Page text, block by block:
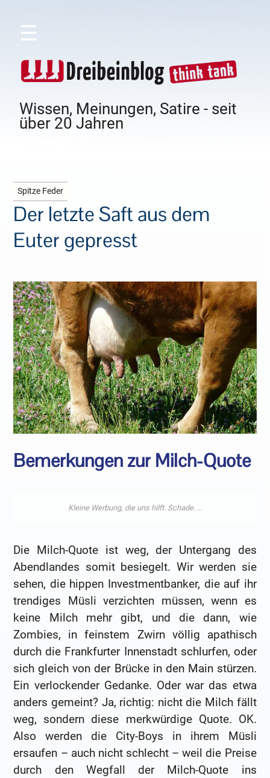
☰
Wissen, Meinungen, Satire - seit
über 20 Jahren
Spitze Feder
Der letzte Saft aus dem
Euter gepresst
Bemerkungen zur Milch-Quote
Die Milch-Quote ist weg, der Untergang des
Abendlandes somit besiegelt. Wir werden sie
sehen, die hippen Investmentbanker, die auf ihr
trendiges Müsli verzichten müssen, wenn es
keine Milch mehr gibt, und die dann, wie
Zombies, in feinstem Zwirn völlig apathisch
durch die Frankfurter Innenstadt schlurfen, oder
sich gleich von der Brücke in den Main stürzen.
Ein verlockender Gedanke. Oder war das etwa
anders gemeint? Ja, richtig: nicht die Milch fällt
weg, sondern diese merkwürdige Quote. OK.
Also werden die City-Boys in ihrem Müsli
ersaufen – auch nicht schlecht – weil die Preise
durch den Wegfall der Milch-Quote ins